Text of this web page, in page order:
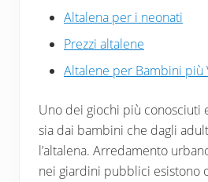
Altalena per i neonati
Prezzi altalene
Altalene per Bambini più
Uno dei giochi più conosciuti
sia dai bambini che dagli
l’altalena. Arredamento
nei giardini pubblici esistono